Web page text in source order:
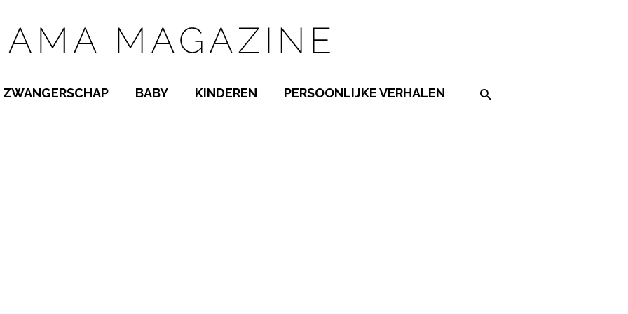
ZWANGERSCHAP BABY KINDEREN PERSOONLIJKE VERHALEN Search on the website